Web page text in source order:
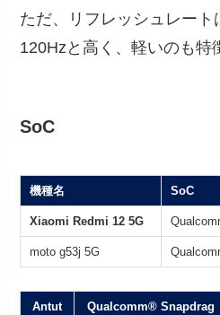
ただ、リフレッシュレート
120Hzと高く、軽いのも特
SoC
機種名 SoC
Xiaomi Redmi 12 5G
moto g53j 5G
Antut
Qualcomm® Snapdrag